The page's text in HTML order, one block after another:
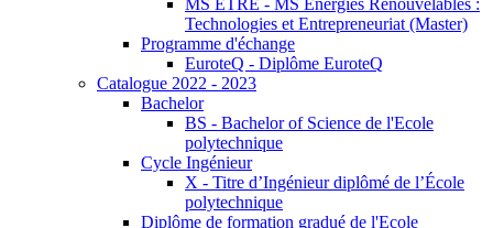
MS ETRE - MS Energies Renouvelables :
Technologies et Entrepreneuriat (Master)
Programme d'échange
EuroteQ - Diplôme EuroteQ
Catalogue 2022 - 2023
Bachelor
BS - Bachelor of Science de l'Ecole
polytechnique
Cycle Ingénieur
X - Titre d’Ingénieur diplômé de l’École
polytechnique
Diplôme de formation gradué de l'Ecole